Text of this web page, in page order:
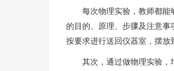
每次物理实验，教师都能
的目的、原理、步骤及注意
按要求进行送回仪器室，摆放
其次，通过做物理实验，